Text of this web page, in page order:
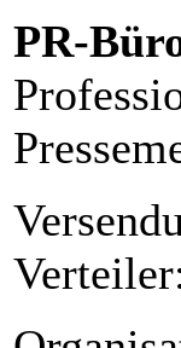
PR-